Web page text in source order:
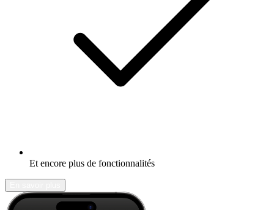
Et encore plus de fonctionnalités